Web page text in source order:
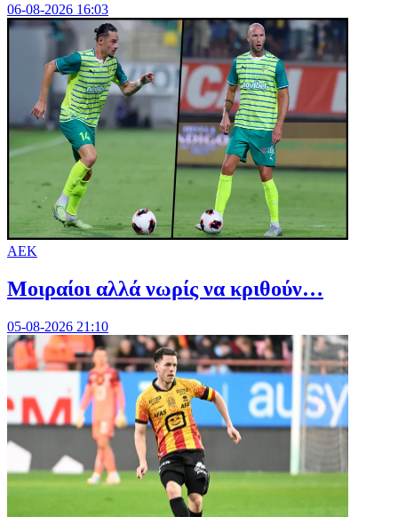
06-08-2026 16:03
ΑΕΚ
Μοιραίοι αλλά νωρίς να κριθούν…
05-08-2026 21:10